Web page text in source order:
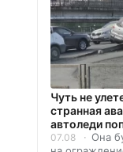
Чуть не
странная
автоледи
07.08
Она